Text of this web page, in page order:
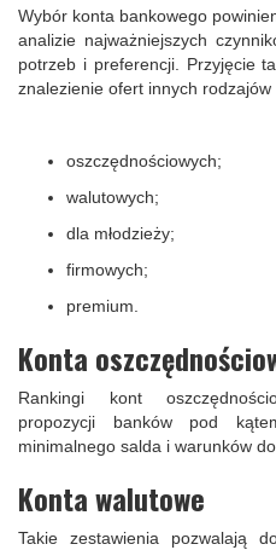
Wybór konta bankowego
analizie najważniejszych
potrzeb i preferencji. Przyjęcie
znalezienie ofert innych rodzajów
oszczędnościowych;
walutowych;
dla młodzieży;
firmowych;
premium.
Konta
Rankingi kont
propozycji banków pod
minimalnego salda i warunków
Konta walutowe
Takie zestawienia pozwalają